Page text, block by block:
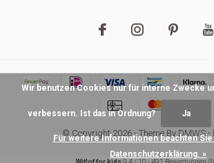
© Copyright2026- Theme By DMWS-
Wir benutzen Cookies nur für interne Zwecke
verbessern. Ist das in Ordnung? Ja
Für weitere Informationen beachten
Datenschutzerklärung. »